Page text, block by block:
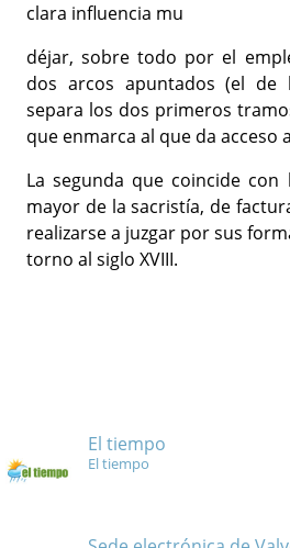
clara influencia mu
déjar, sobre todo por el
dos arcos apuntados (el
separa los dos primeros
que enmarca al que da acceso
La segunda que coincide
mayor de la sacristía, de
realizarse a juzgar por sus
torno al siglo XVIII.
El tiempo
El tiempo